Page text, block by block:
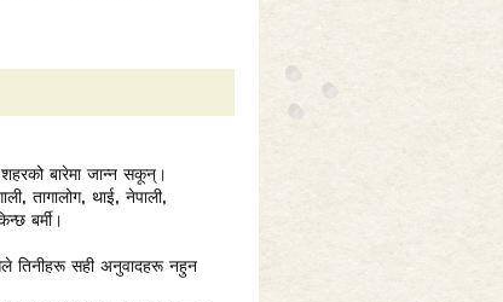
बारेमा जान्न सकून्।
तागालोग, थाई, नेपाली,
बर्मी।
तिनीहरू सही अनुवादहरू नहुन